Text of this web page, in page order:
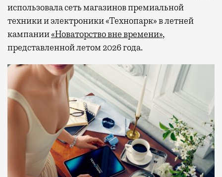
использовала сеть магазинов премиальной
техники и электроники «Технопарк» в летней
кампании«Новаторство вне времени»,
представленной летом 2026 года.